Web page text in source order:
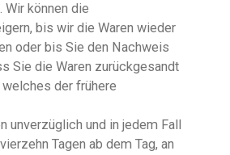
Wir können die
bis wir die Waren wieder
oder bis Sie den Nachweis
Sie die Waren zurückgesandt
welches der frühere
unverzüglich und in jedem Fall
Tagen ab dem Tag, an